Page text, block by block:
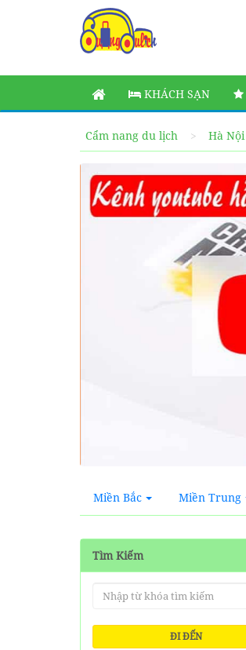
KHÁCH SẠN
Cẩm nang du lịch Hà Nội
Miền Bắc Miền Trung
Tìm Kiếm
ĐI ĐẾN